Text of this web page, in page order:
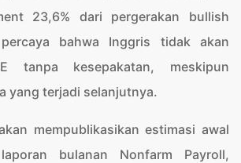
23,6% dari pergerakan bullish
bahwa Inggris tidak akan
tanpa kesepakatan, meskipun
yang terjadi selanjutnya.
mempublikasikan estimasi awal
bulanan Nonfarm Payroll,